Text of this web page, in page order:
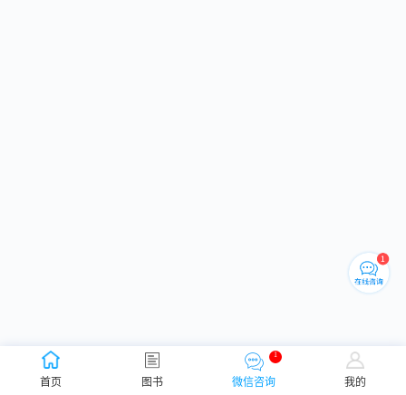
首页 图书 微信咨询
1
我的